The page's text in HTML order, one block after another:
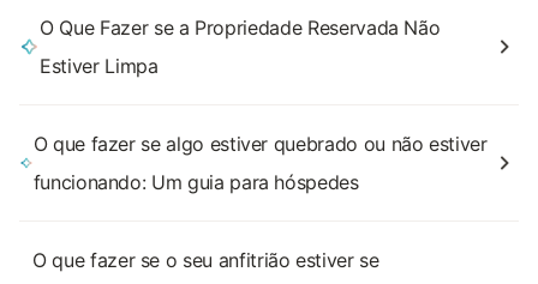
O Que Fazer se a Propriedade Reservada Não
Estiver Limpa
O que fazer se algo estiver quebrado ou não estiver
funcionando: Um guia para hóspedes
O que fazer se o seu anfitrião estiver se